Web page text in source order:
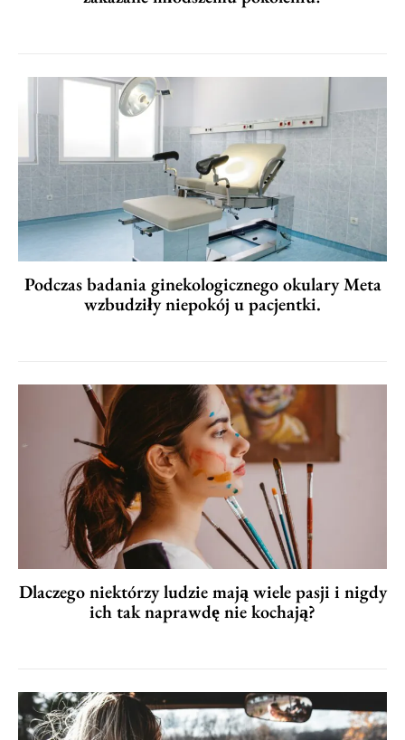
Podczas badania ginekologicznego okulary Meta
wzbudziły niepokój u pacjentki.
Dlaczego niektórzy ludzie mają wiele pasji i nigdy
ich tak naprawdę nie kochają?